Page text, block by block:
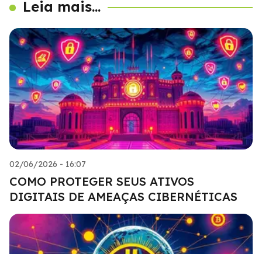
Leia mais...
02/06/2026 - 16:07
COMO PROTEGER SEUS ATIVOS
DIGITAIS DE AMEAÇAS CIBERNÉTICAS